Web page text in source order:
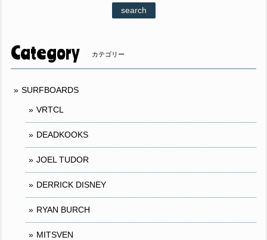
search
Category カテゴリー
SURFBOARDS
VRTCL
DEADKOOKS
JOEL TUDOR
DERRICK DISNEY
RYAN BURCH
MITSVEN